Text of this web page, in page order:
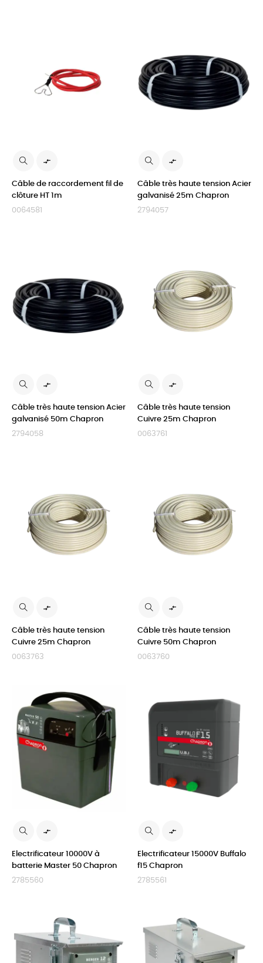

Câble de raccordement fil de
clôture HT 1m
0064581

Câble très haute tension Acier
galvanisé 25m Chapron
2794057

Câble très haute tension Acier
galvanisé 50m Chapron
2794058

Câble très haute tension
Cuivre 25m Chapron
0063761

Câble très haute tension
Cuivre 25m Chapron
0063763

Câble très haute tension
Cuivre 50m Chapron
0063760

Electrificateur 10000V à
batterie Master 50 Chapron
2785560

Electrificateur 15000V Buffalo
f15 Chapron
2785561